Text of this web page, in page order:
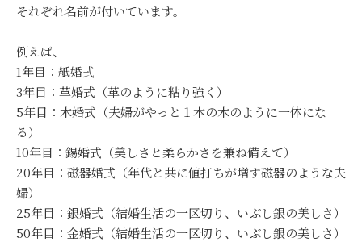
それぞれ名前が付いています。
例えば、
1年目：紙婚式
3年目：革婚式（革のように粘り強く）
5年目：木婚式（夫婦がやっと１本の木のように一体にな
る）
10年目：錫婚式（美しさと柔らかさを兼ね備えて）
20年目：磁器婚式（年代と共に値打ちが増す磁器のような夫
婦）
25年目：銀婚式（結婚生活の一区切り、いぶし銀の美しさ）
50年目：金婚式（結婚生活の一区切り、いぶし銀の美しさ）